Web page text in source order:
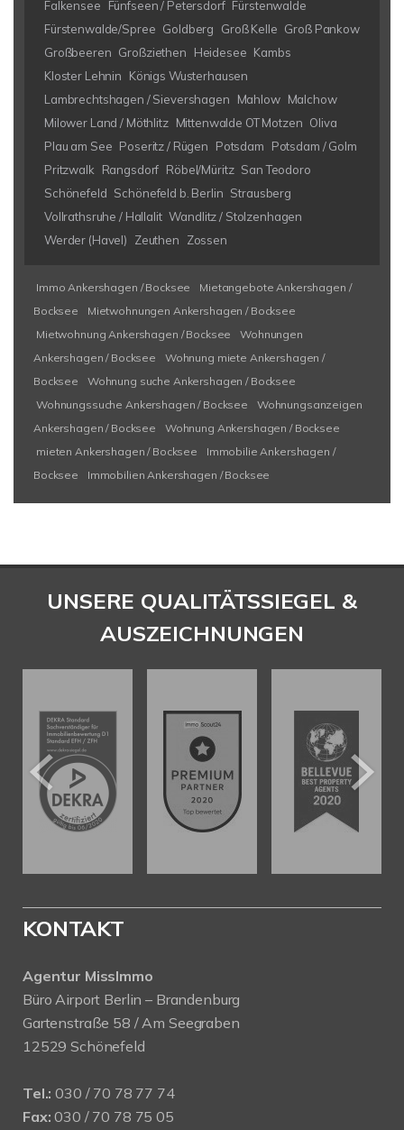
Falkensee
Fünfseen / Petersdorf Fürstenwalde
Fürstenwalde/Spree Goldberg Groß Kelle Groß Pankow
Großbeeren Großziethen Heidesee Kambs
Kloster Lehnin
Königs Wusterhausen
Lambrechtshagen / Sievershagen
Mahlow Malchow
Milower Land / Möthlitz Mittenwalde OT Motzen Oliva
Plau am See Poseritz / Rügen Potsdam
Potsdam / Golm
Pritzwalk
Rangsdorf Röbel/Müritz San Teodoro
Schönefeld Schönefeld b. Berlin Strausberg
Vollrathsruhe / Hallalit Wandlitz / Stolzenhagen
Werder (Havel)
Zeuthen Zossen
Immo Ankershagen / Bocksee
Mietangebote Ankershagen /
Bocksee
Mietwohnungen Ankershagen / Bocksee
Mietwohnung Ankershagen / Bocksee
Wohnungen
Ankershagen / Bocksee
Wohnung miete Ankershagen /
Bocksee
Wohnung suche Ankershagen / Bocksee
Wohnungssuche Ankershagen / Bocksee
Wohnungsanzeigen
Ankershagen / Bocksee
Wohnung Ankershagen / Bocksee
mieten Ankershagen / Bocksee
Immobilie Ankershagen /
Bocksee
Immobilien Ankershagen / Bocksee
UNSERE QUALITÄTSSIEGEL &
AUSZEICHNUNGEN
KONTAKT
Agentur MissImmo
Büro Airport Berlin – Brandenburg
Gartenstraße 58 / Am Seegraben
12529 Schönefeld
Tel.: 030 / 70 78 77 74
Fax: 030 / 70 78 75 05